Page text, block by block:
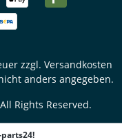
zzgl. Versandkosten
anders angegeben.
Rights Reserved.